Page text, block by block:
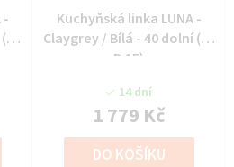
-
Kuchyňská linka LUNA -
Claygrey / Bílá - 40 dolní (40
D 1F)
14 dní
1 779 Kč
DO KOŠÍKU